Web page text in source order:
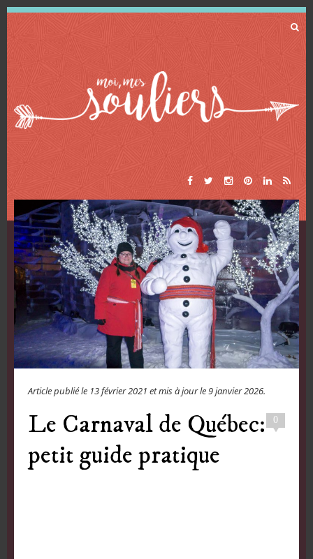
Article publié le 13 février 2021 et mis à jour le9 janvier 2026.
0
Le Carnaval de Québec:
petit guide pratique